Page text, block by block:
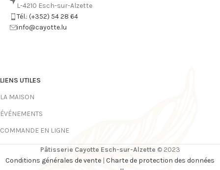
L-4210 Esch-sur-Alzette
Tél.: (+352) 54 28 64
info@cayotte.lu
LIENS UTILES
LA MAISON
ÉVÉNEMENTS
COMMANDE EN LIGNE
Pâtisserie Cayotte Esch-sur-Alzette © 2023
Conditions générales de vente | Charte de protection des données